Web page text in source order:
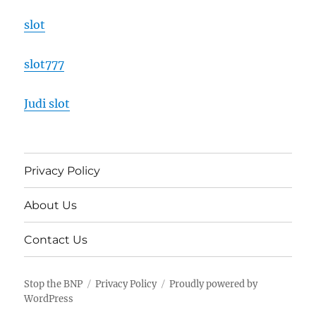
slot
slot777
Judi slot
Privacy Policy
About Us
Contact Us
Stop the BNP Privacy Policy
Proudly powered by
WordPress